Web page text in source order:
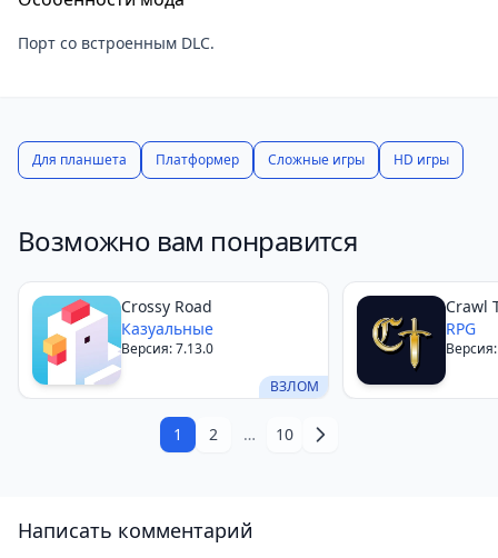
Порт со встроенным DLC.
Для планшета Платформер Сложные игры HD игры
Возможно вам понравится
ВЗЛОМ
Crossy Road
Казуальные
Версия: 7.13.0
Crawl
RPG
1 2 … 10
Написать комментарий